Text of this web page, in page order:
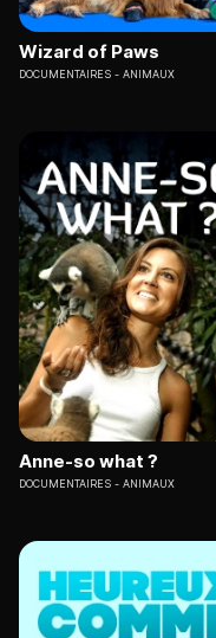
Wizard of Paws
DOCUMENTAIRES ANIMAUX
Anne-so what ?
DOCUMENTAIRES ANIMAUX